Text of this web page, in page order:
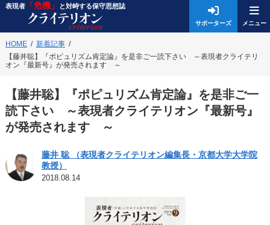
表現者「危機」 と対峙する保守思想誌
サポーターズ
HOME
新着記事
【藤井聡】『ポピュリズム肯定論』を是非ご一読下さい ～表現者クライテリ
オン『最新号』が発売されます ～
【藤井聡】『ポピュリズム肯定論』を是非ご一
読下さい ～表現者クライテリオン『最新号』
が発売されます ～
藤井 聡 （表現者クライテリオン編集長・京都大学大学院
教授）
2018.08.14